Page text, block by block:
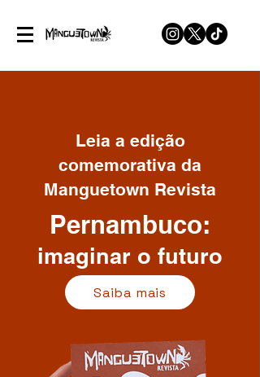
Leia a edição
comemorativa da
Manguetown Revista
Pernambuco:
imaginar o futuro
Saiba mais